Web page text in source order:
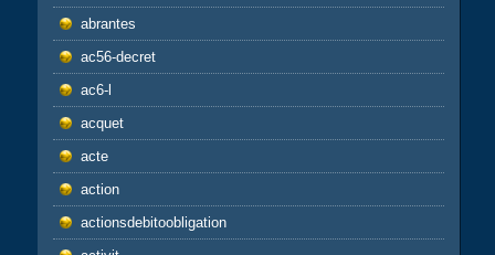
abrantes
ac56-decret
ac6-l
acquet
acte
action
actionsdebitoobligation